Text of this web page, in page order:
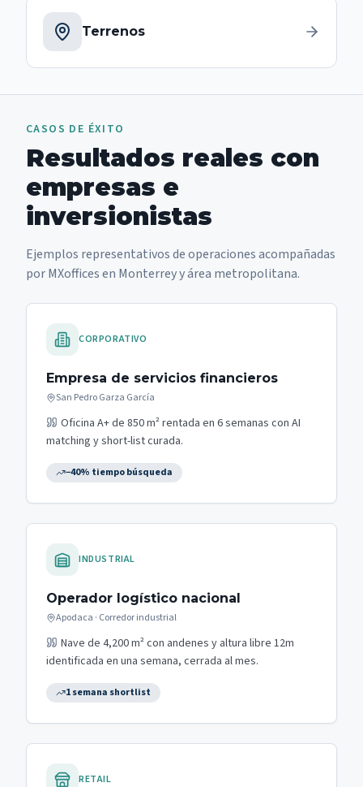
Terrenos
CASOS DE ÉXITO
Resultados reales con
empresas e
inversionistas
Ejemplos representativos de operaciones acompañadas
porMXofficesen Monterrey y área metropolitana.
CORPORATIVO
Empresa de servicios financieros
San Pedro Garza García
Oficina A+ de 850 m² rentada en 6 semanas con AI
matching y short-list curada.
−40% tiempo búsqueda
INDUSTRIAL
Operador logístico nacional
Apodaca · Corredor industrial
Nave de 4,200 m² con andenes y altura libre 12m
identificada en una semana, cerrada al mes.
1 semana shortlist
RETAIL